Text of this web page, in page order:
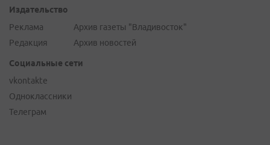
Издательство
Реклама
Редакция
Архив газеты "Владивосток"
Архив новостей
Социальные сети
vkontakte
Одноклассники
Телеграм